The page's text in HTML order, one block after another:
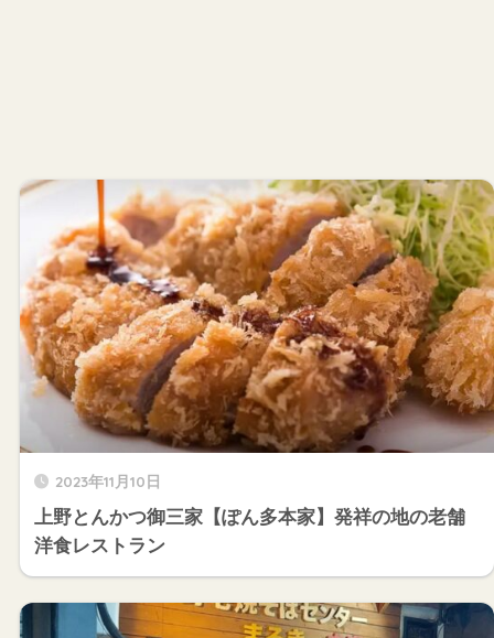
2023年11月10日
上野とんかつ御三家【ぽん多本家】発祥の地の老舗
洋食レストラン